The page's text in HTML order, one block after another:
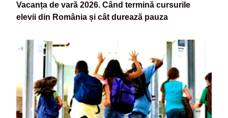
Vacanța de vară 2026. Când termină cursurile
elevii din România și cât durează pauza